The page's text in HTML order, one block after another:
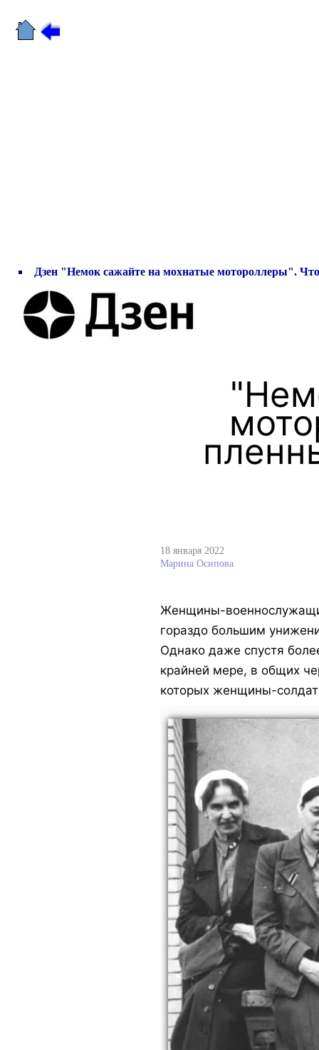
Дзен "Немок сажайте на мохнатые мотороллеры".
18 января 2022
Марина Осипова
Женщины-
гораздо большим
Однако даже спустя
крайней мере, в общих
которых женщины-